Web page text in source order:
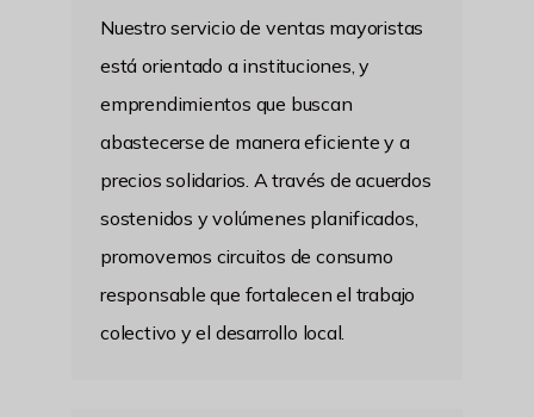
Nuestro servicio de ventas mayoristas
está orientado a instituciones, y
emprendimientos que buscan
abastecerse de manera eficiente y a
precios solidarios. A través de acuerdos
sostenidos y volúmenes planificados,
promovemos circuitos de consumo
responsable que fortalecen el trabajo
colectivo y el desarrollo local.